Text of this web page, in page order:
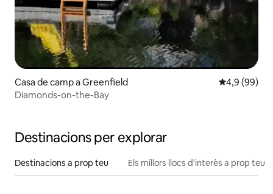
Casa de camp a Greenfield 4,9 de
4,9 (99)
Diamonds-on-the-Bay
Destinacions per explorar
Destinacions a prop teu Els millors llocs d'interès a prop teu